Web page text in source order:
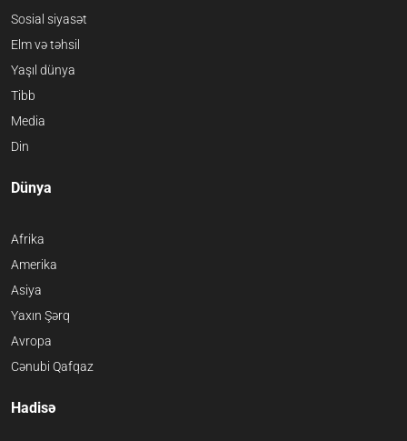
Sosial siyasət
Elm və təhsil
Yaşıl dünya
Tibb
Media
Din
Dünya
Afrika
Amerika
Asiya
Yaxın Şərq
Avropa
Cənubi Qafqaz
Hadisə